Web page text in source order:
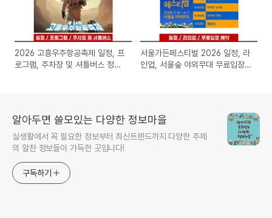
2026 고흥우주항공축제 일정, 프
로그램, 주차장 및 셔틀버스 정보
서울가든페스티벌 2026 일정, 라
인업, 서울숲 야외무대 무료입장
알아두면 쓸모있는 다양한 정보마을
실생활에서 꼭 필요한 정보부터 최신트렌드까지 다양한 주제
의 알찬 정보들이 가득한 곳입니다!
구독하기